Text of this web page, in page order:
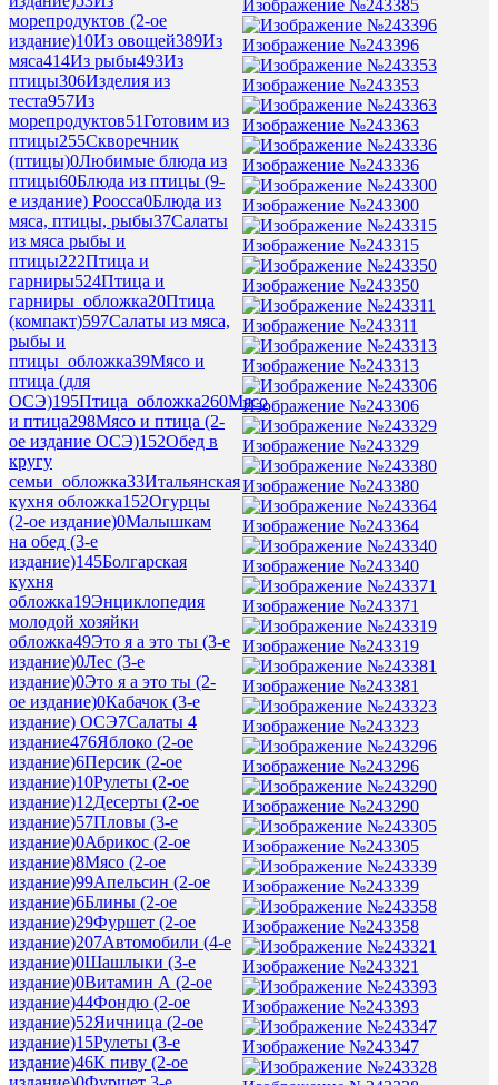
морепродуктов (2-ое
издание)10Из овощей389Из
мяса414Из рыбы493Из
птицы306Изделия из
теста957Из
морепродуктов51Готовим из
птицы255Скворечник
(птицы)0Любимые блюда из
птицы60Блюда из птицы (9-
е издание) Роосса0Блюда из
мяса, птицы, рыбы37Салаты
из мяса рыбы и
птицы222Птица и
гарниры524Птица и
гарниры_обложка20Птица
(компакт)597Салаты из мяса,
рыбы и
птицы_обложка39Мясо и
птица (для
ОСЭ)195Птица_обложка260Мясо
и птица298Мясо и птица (2-
ое издание ОСЭ)152Обед в
кругу
семьи_обложка33Итальянская
кухня обложка152Огурцы
(2-ое издание)0Малышкам
на обед (3-е
издание)145Болгарская
кухня
обложка19Энциклопедия
молодой хозяйки
обложка49Это я а это ты (3-е
издание)0Лес (3-е
издание)0Это я а это ты (2-
ое издание)0Кабачок (3-е
издание) ОСЭ7Салаты 4
издание476Яблоко (2-ое
издание)6Персик (2-ое
издание)10Рулеты (2-ое
издание)12Десерты (2-ое
издание)57Пловы (3-е
издание)0Абрикос (2-ое
издание)8Мясо (2-ое
издание)99Апельсин (2-ое
издание)6Блины (2-ое
издание)29Фуршет (2-ое
издание)207Автомобили (4-е
издание)0Шашлыки (3-е
издание)0Витамин А (2-ое
издание)44Фондю (2-ое
издание)52Яичница (2-ое
издание)15Рулеты (3-е
издание)46К пиву (2-ое
Изображение №243385
Изображение №243396
Изображение №243353
Изображение №243363
Изображение №243336
Изображение №243300
Изображение №243315
Изображение №243350
Изображение №243311
Изображение №243313
Изображение №243306
Изображение №243329
Изображение №243380
Изображение №243364
Изображение №243340
Изображение №243371
Изображение №243319
Изображение №243381
Изображение №243323
Изображение №243296
Изображение №243290
Изображение №243305
Изображение №243339
Изображение №243358
Изображение №243321
Изображение №243393
Изображение №243347